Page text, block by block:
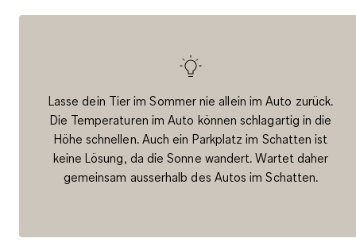
Lasse dein Tierim Sommer nie allein im Auto zurück.
Die Temperaturen im Auto können schlagartig in die
Höhe schnellen. Auch ein Parkplatz im Schatten ist
keine Lösung, da die Sonne wandert. Wartet daher
gemeinsam ausserhalb des Autos im Schatten.